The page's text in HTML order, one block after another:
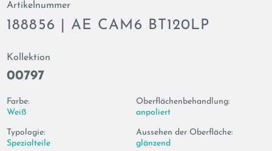
Artikelnummer
188856 | AE CAM6 BT120LP
Kollektion
00797
Farbe:
Weiß
Typologie:
Spezialteile
Oberflächenbehandlung:
anpoliert
Aussehen der Oberfläche:
glänzend